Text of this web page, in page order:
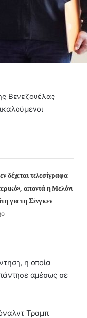
Βενεζουέλας
δέχεται τελεσίγραφα
απαντά η Μελόνι
για τη Σένγκεν
η οποία
αμέσως σε
Τραμπ